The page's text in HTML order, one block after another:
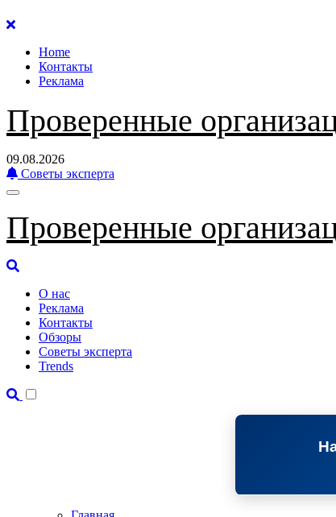
Перейти
содержанию
Home
Контакты
Реклама
Проверенные
09.08.2026
Советы эксперта
Проверенные
О нас
Реклама
Контакты
Обзоры
Советы эксперта
Trends